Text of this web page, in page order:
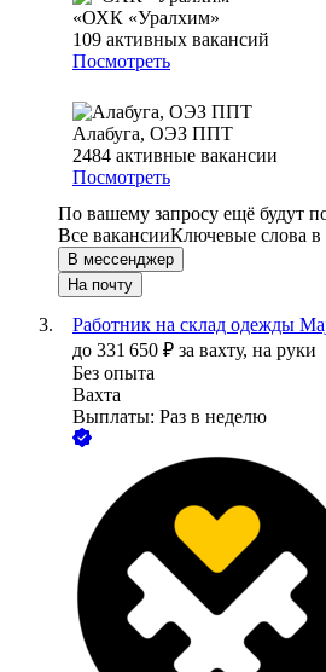
«ОХК «Уралхим»
109 активных вакансий
Посмотреть
Алабуга, ОЭЗ ППТ
2484 активные вакансии
Посмотреть
По вашему запросу ещё будут
Все вакансииКлючевые слова в
В мессенджер
На почту
Работник на склад одежды
до 331 650 ₽ за вахту, на руки
Без опыта
Вахта
Выплаты: Раз в неделю